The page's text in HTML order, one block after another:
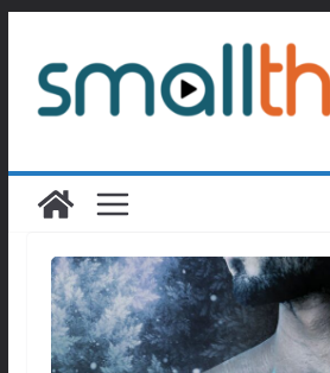
contenu